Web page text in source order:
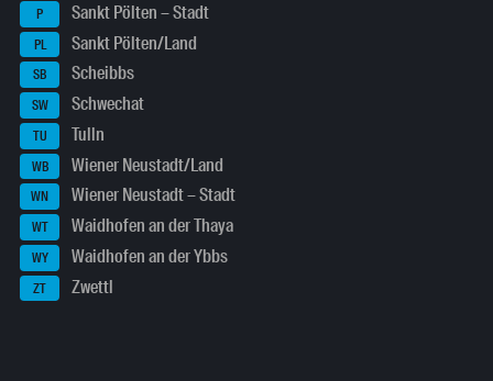
P Sankt Pölten – Stadt
PL Sankt Pölten/Land
SB Scheibbs
SW Schwechat
TU Tulln
WB Wiener Neustadt/Land
WN Wiener Neustadt – Stadt
WT Waidhofen an der Thaya
WY Waidhofen an der Ybbs
ZT Zwettl